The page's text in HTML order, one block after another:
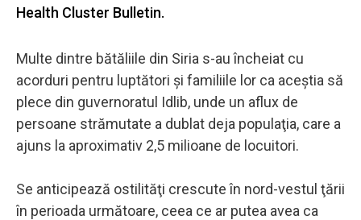
Health Cluster Bulletin.
Multe dintre bătăliile din Siria s-au încheiat cu
acorduri pentru luptători şi familiile lor ca aceştia să
plece din guvernoratul Idlib, unde un aflux de
persoane strămutate a dublat deja populaţia, care a
ajuns la aproximativ 2,5 milioane de locuitori.
Se anticipează ostilităţi crescute în nord-vestul ţării
în perioada următoare, ceea ce ar putea avea ca